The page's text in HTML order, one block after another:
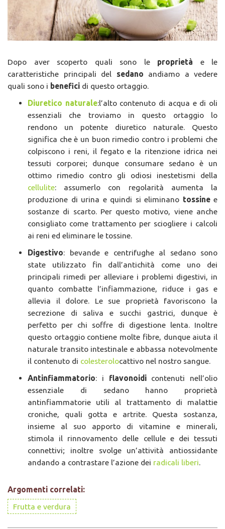
Dopo aver scoperto quali sono le proprietà e le
caratteristiche principali del sedano andiamo a vedere
quali sono i benefici di questo ortaggio.
Diuretico naturale:l’alto contenuto di acqua e di oli
essenziali che troviamo in questo ortaggio lo
rendono un potente diuretico naturale. Questo
significa che è un buon rimedio contro i problemi che
colpiscono i reni, il fegato e la ritenzione idrica nei
tessuti corporei; dunque consumare sedano è un
ottimo rimedio contro gli odiosi inestetismi della
cellulite: assumerlo con regolarità aumenta la
produzione di urina e quindi si eliminano tossine e
sostanze di scarto. Per questo motivo, viene anche
consigliato come trattamento per sciogliere i calcoli
ai reni ed eliminare le tossine.
Digestivo: bevande e centrifughe al sedano sono
state utilizzato fin dall’antichità come uno dei
principali rimedi per alleviare i problemi digestivi, in
quanto combatte l’infiammazione, riduce i gas e
allevia il dolore. Le sue proprietà favoriscono la
secrezione di saliva e succhi gastrici, dunque è
perfetto per chi soffre di digestione lenta. Inoltre
questo ortaggio contiene molte fibre, dunque aiuta il
naturale transito intestinale e abbassa notevolmente
il contenuto di colesterolocattivo nel nostro sangue.
Antinfiammatorio: i flavonoidi contenuti nell’olio
essenziale di sedano hanno proprietà
antinfiammatorie utili al trattamento di malattie
croniche, quali gotta e artrite. Questa sostanza,
insieme al suo apporto di vitamine e minerali,
stimola il rinnovamento delle cellule e dei tessuti
connettivi; inoltre svolge un’attività antiossidante
andando a contrastare l’azione dei radicali liberi.
Argomenti correlati:
Frutta e verdura